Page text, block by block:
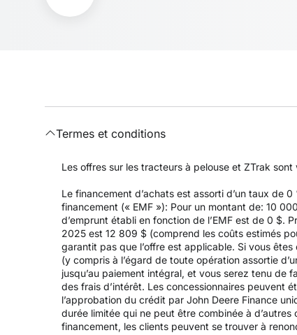
Termes et conditions
Les offres sur les tracteurs à pelouse et ZTrak
Le financement d’achats est assorti d’un taux de
financement (« EMF »): Pour un montant de: 10
d’emprunt établi en fonction de l’EMF est de 0
2025 est 12 809 $ (comprend les coûts estimés
garantit pas que l’offre est applicable. Si vous
(y compris à l’égard de toute opération assortie
jusqu’au paiement intégral, et vous serez tenu
des frais d’intérêt. Les concessionnaires peuvent
l’approbation du crédit par John Deere Finance
durée limitée qui ne peut être combinée à
financement, les clients peuvent se trouver à